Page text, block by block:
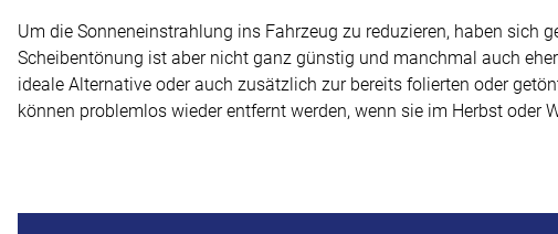
Um die Sonneneinstrahlung ins Fahrzeug zu reduzieren, haben sich
Scheibentönung ist aber nicht ganz günstig und manchmal auch
ideale Alternative oder auch zusätzlich zur bereits folierten oder
können problemlos wieder entfernt werden, wenn sie im Herbst oder